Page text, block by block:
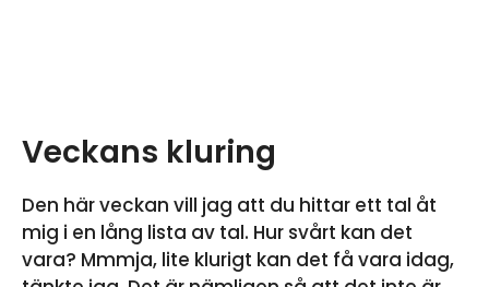
Veckans kluring
Den här veckan vill jag att du hittar ett tal åt
mig i en lång lista av tal. Hur svårt kan det
vara? Mmmja, lite klurigt kan det få vara idag,